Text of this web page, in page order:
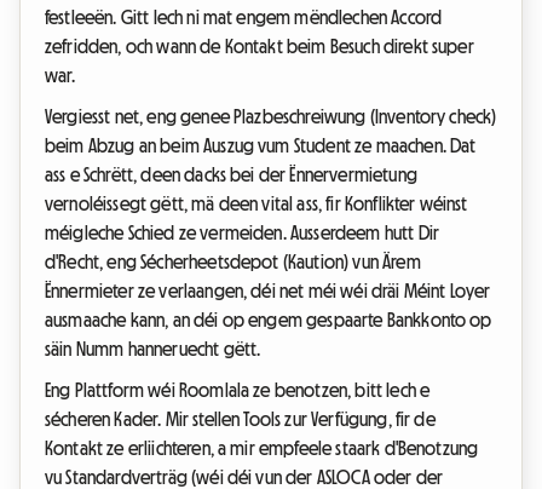
festleeën. Gitt Iech ni mat engem mëndlechen Accord
zefridden, och wann de Kontakt beim Besuch direkt super
war.
Vergiesst net, eng genee Plazbeschreiwung (Inventory check)
beim Abzug an beim Auszug vum Student ze maachen. Dat
ass e Schrëtt, deen dacks bei der Ënnervermietung
vernoléissegt gëtt, mä deen vital ass, fir Konflikter wéinst
méigleche Schied ze vermeiden. Ausserdeem hutt Dir
d'Recht, eng Sécherheetsdepot (Kaution) vun Ärem
Ënnermieter ze verlaangen, déi net méi wéi dräi Méint Loyer
ausmaache kann, an déi op engem gespaarte Bankkonto op
säin Numm hanneruecht gëtt.
Eng Plattform wéi Roomlala ze benotzen, bitt Iech e
sécheren Kader. Mir stellen Tools zur Verfügung, fir de
Kontakt ze erliichteren, a mir empfeele staark d'Benotzung
vu Standardverträg (wéi déi vun der ASLOCA oder der